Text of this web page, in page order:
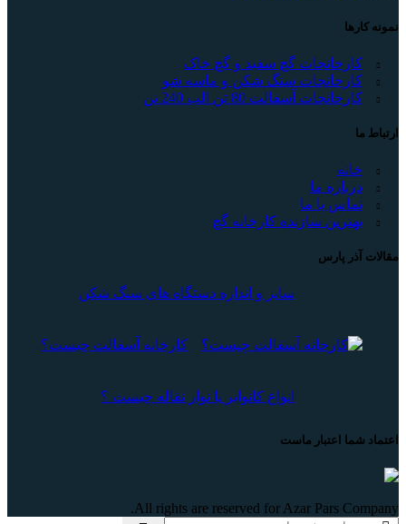
نمونه کارها
کارخانجات گچ سفید و گچ خاک
کارخانجات سنگ شکن و ماسه شو
کارخانجات آسفالت 80 تن الب 240 تن
ارتباط ما
خانه
درباره ما
تماس با ما
بهترین سازنده کارخانه گچ
مقالات آذر پارس
سایز و اندازه دستگاه های سنگ شکن
کارخانه آسفالت چیست؟
انواع کانوایر یا نوار نقاله چیست ؟
اعتماد شما اعتبار ماست
All rights are reserved for Azar Pars Company.